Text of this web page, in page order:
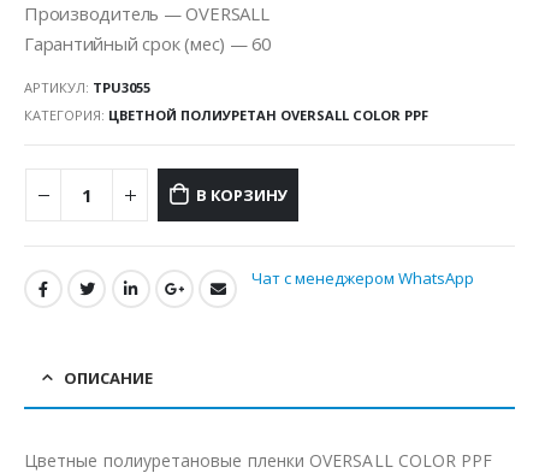
Производитель — OVERSALL
Гарантийный срок (мес) — 60
АРТИКУЛ: TPU3055
КАТЕГОРИЯ: ЦВЕТНОЙ ПОЛИУРЕТАН OVERSALL COLOR PPF
В КОРЗИНУ
Чат с менеджером WhatsApp
ОПИСАНИЕ
Цветные полиуретановые пленки OVERSALL COLOR PPF